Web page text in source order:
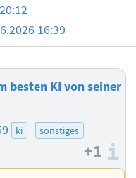
16:39
besten KI von seiner
ki sonstiges
+1